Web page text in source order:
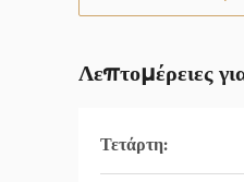
Λεπτομέρειες
Τετάρτη: